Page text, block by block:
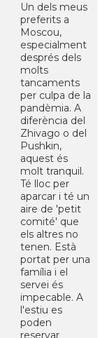
Un dels meus
preferits a
Moscou,
especialment
després dels
molts
tancaments
per culpa de la
pandèmia. A
diferència del
Zhivago o del
Pushkin,
aquest és
molt tranquil.
Té lloc per
aparcar i té un
aire de 'petit
comité' que
els altres no
tenen. Està
portat per una
família i el
servei és
impecable. A
l'estiu es
poden
reservar